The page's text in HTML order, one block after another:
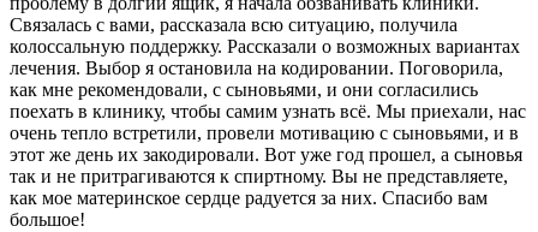
Связалась с вами, рассказала всю ситуацию, получила
колоссальную поддержку. Рассказали о возможных вариантах
лечения. Выбор я остановила на кодировании. Поговорила,
как мне рекомендовали, с сыновьями, и они согласились
поехать в клинику, чтобы самим узнать всё. Мы приехали, нас
очень тепло встретили, провели мотивацию с сыновьями, и в
этот же день их закодировали. Вот уже год прошел, а сыновья
так и не притрагиваются к спиртному. Вы не представляете,
как мое материнское сердце радуется за них. Спасибо вам
большое!